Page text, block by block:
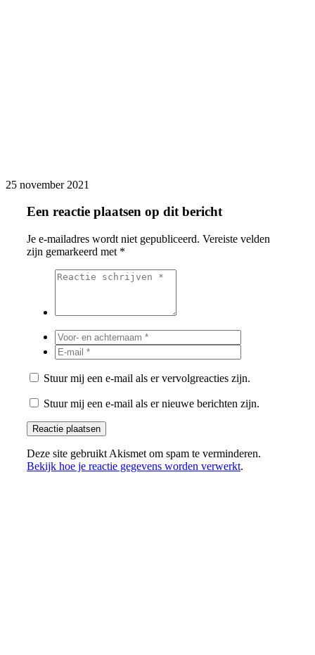
25 november 2021
Een reactie plaatsen op dit bericht
Je e-mailadres wordt niet gepubliceerd. Vereiste velden
zijn gemarkeerd met *
Stuur mij een e-mail als er vervolgreacties zijn.
Stuur mij een e-mail als er nieuwe berichten zijn.
Deze site gebruikt Akismet om spam te verminderen.
Bekijk hoe je reactie gegevens worden verwerkt.